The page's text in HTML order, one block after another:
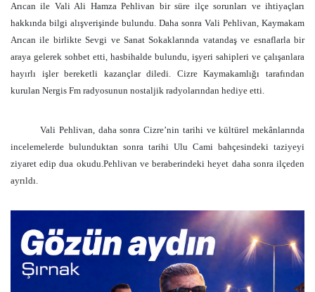
Arıcan ile Vali Ali Hamza Pehlivan bir süre ilçe sorunları ve ihtiyaçları
hakkında bilgi alışverişinde bulundu. Daha sonra Vali Pehlivan, Kaymakam
Arıcan ile birlikte Sevgi ve Sanat Sokaklarında vatandaş ve esnaflarla bir
araya gelerek sohbet etti, hasbihalde bulundu, işyeri sahipleri ve çalışanlara
hayırlı işler bereketli kazançlar diledi. Cizre Kaymakamlığı tarafından
kurulan Nergis Fm radyosunun nostaljik radyolarından hediye etti.
Vali Pehlivan, daha sonra Cizre’nin tarihi ve kültürel mekânlarında
incelemelerde bulunduktan sonra tarihi Ulu Cami bahçesindeki taziyeyi
ziyaret edip dua okudu.Pehlivan ve beraberindeki heyet daha sonra ilçeden
ayrıldı.